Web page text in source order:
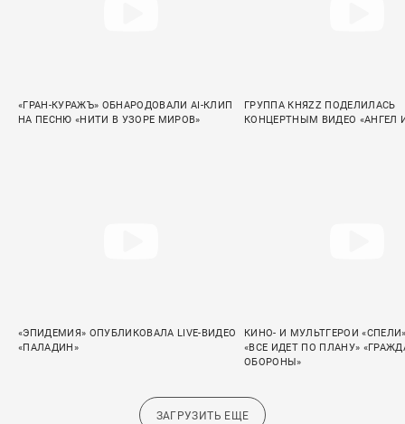
«ГРАН-КУРАЖЪ» ОБНАРОДОВАЛИ AI-КЛИП
НА ПЕСНЮ «НИТИ В УЗОРЕ МИРОВ»
ГРУППА КНЯZZ ПОДЕЛИЛАСЬ
КОНЦЕРТНЫМ ВИДЕО «АНГЕЛ
«ЭПИДЕМИЯ» ОПУБЛИКОВАЛА LIVE-ВИДЕО
«ПАЛАДИН»
КИНО- И МУЛЬТГЕРОИ
«ВСЕ ИДЕТ ПО ПЛАНУ»
ОБОРОНЫ»
ЗАГРУЗИТЬ ЕЩЕ